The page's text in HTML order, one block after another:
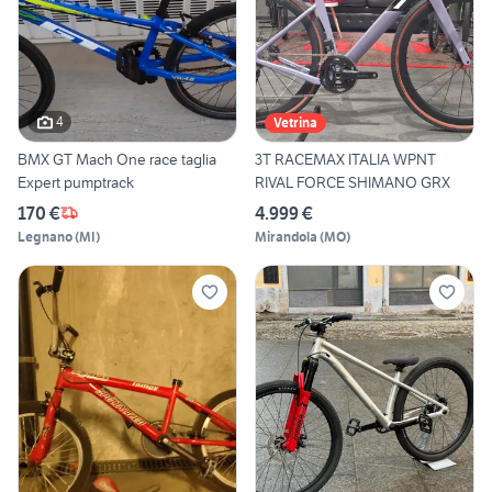
4
BMX GT Mach One race taglia
Expert pumptrack
170 €
Legnano(MI)
Vetrina
3T RACEMAX ITALIA WPNT
RIVAL FORCE SHIMANO GRX
4.999 €
Mirandola (MO)